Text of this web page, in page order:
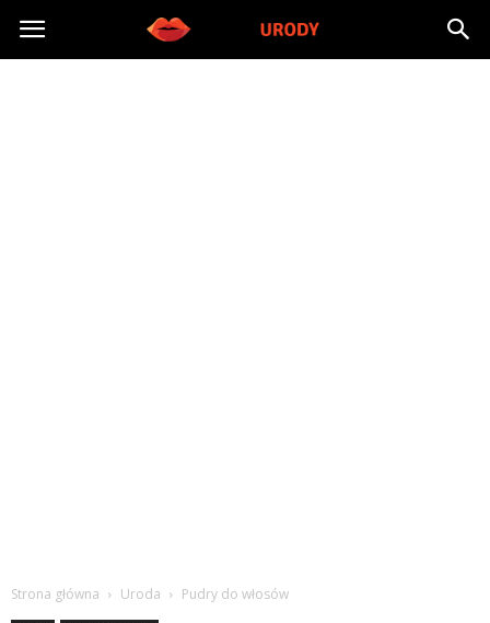
Morzeurody.pl
Strona główna Uroda Pudry do włosów